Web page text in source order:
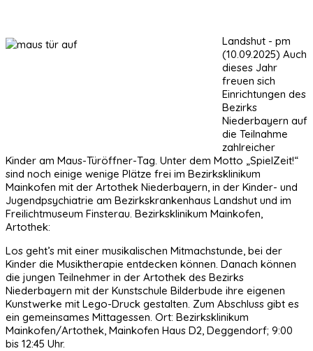
Landshut - pm
(10.09.2025) Auch
dieses Jahr
freuen sich
Einrichtungen des
Bezirks
Niederbayern auf
die Teilnahme
zahlreicher
Kinder am Maus-Türöffner-Tag. Unter dem Motto „SpielZeit!“
sind noch einige wenige Plätze frei im Bezirksklinikum
Mainkofen mit der Artothek Niederbayern, in der Kinder- und
Jugendpsychiatrie am Bezirkskrankenhaus Landshut und im
Freilichtmuseum Finsterau. Bezirksklinikum Mainkofen,
Artothek:
Los geht’s mit einer musikalischen Mitmachstunde, bei der
Kinder die Musiktherapie entdecken können. Danach können
die jungen Teilnehmer in der Artothek des Bezirks
Niederbayern mit der Kunstschule Bilderbude ihre eigenen
Kunstwerke mit Lego-Druck gestalten. Zum Abschluss gibt es
ein gemeinsames Mittagessen. Ort: Bezirksklinikum
Mainkofen/Artothek, Mainkofen Haus D2, Deggendorf; 9:00
bis 12:45 Uhr.